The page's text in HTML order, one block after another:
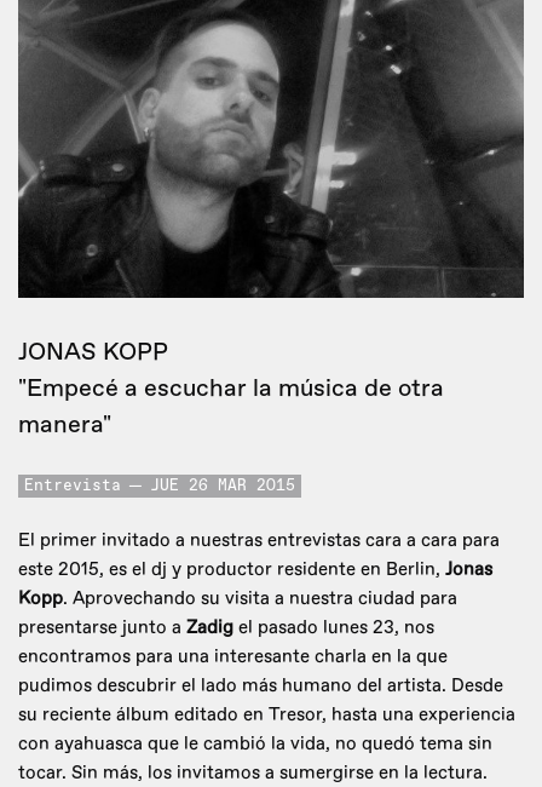
JONAS KOPP
"Empecé a escuchar la música de otra
manera"
Entrevista JUE 26 MAR 2015
El primer invitado a nuestras entrevistas cara a cara para
este 2015, es el dj y productor residente en Berlin, Jonas
Kopp. Aprovechando su visita a nuestra ciudad para
presentarse junto a Zadig el pasado lunes 23, nos
encontramos para una interesante charla en la que
pudimos descubrir el lado más humano del artista. Desde
su reciente álbum editado en Tresor, hasta una experiencia
con ayahuasca que le cambió la vida, no quedó tema sin
tocar. Sin más, los invitamos a sumergirse en la lectura.